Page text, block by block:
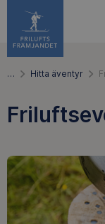
… Hitta äventyr